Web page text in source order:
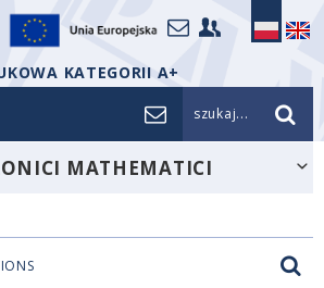
KATEGORII A+
szukaj...
MATHEMATICI